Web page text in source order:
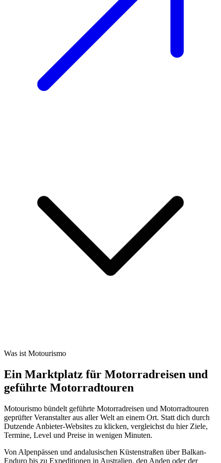
Was ist Motourismo
Ein Marktplatz für Motorradreisen und
geführte Motorradtouren
Motourismo bündelt geführte Motorradreisen und Motorradtouren
geprüfter Veranstalter aus aller Welt an einem Ort. Statt dich durch
Dutzende Anbieter-Websites zu klicken, vergleichst du hier Ziele,
Termine, Level und Preise in wenigen Minuten.
Von Alpenpässen und andalusischen Küstenstraßen über Balkan-
Enduro bis zu Expeditionen in Australien, den Anden oder der